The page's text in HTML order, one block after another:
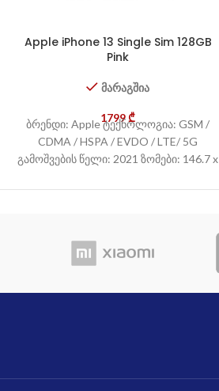
Apple iPhone 13 Single Sim 128GB
Pink
მარაგშია
1799₾
ბრენდი: Apple ტექნოლოგია: GSM /
CDMA / HSPA / EVDO / LTE/ 5G
გამოშვების წელი: 2021 ზომები: 146.7 x